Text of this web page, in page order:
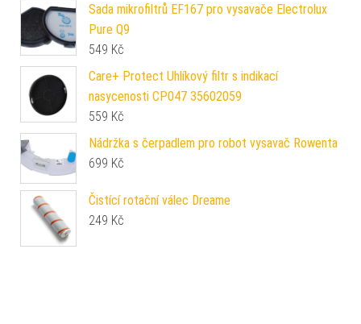
Sada mikrofiltrů EF167 pro vysavače Electrolux
Pure Q9
549 Kč
Care+ Protect Uhlíkový filtr s indikací
nasycenosti CP047 35602059
559 Kč
Nádržka s čerpadlem pro robot vysavač Rowenta
699 Kč
Čistící rotační válec Dreame
249 Kč